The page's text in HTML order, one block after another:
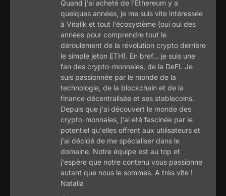
Quand j'ai acheté de l'Ethereum y a
quelques années, je me suis vite intéressée
à Vitalik et tout l'écosystème (oui oui des
années pour comprendre tout le
déroulement de la révolution crypto derrière
le simple jeton ETH). En bref... je suis une
fan des crypto-monnaies, de la DeFI. Je
suis passionnée par le monde de la
technologie, de la blockchain et de la
finance décentralisée et ses stablecoins.
Depuis que j'ai découvert le monde des
crypto-monnaies, j'ai été fascinée par le
potentiel qu'elles offrent aux utilisateurs et
j'ai décidé de me spécialiser dans le
domaine. Notre équipe est au top et
j'espère que notre contenu vous passionne
autant que nous le sommes. A très vite !
Natalia